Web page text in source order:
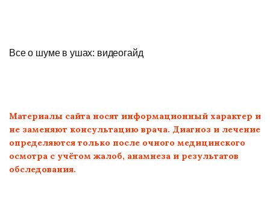
Все о шуме в ушах: видеогайд
Материалы сайта носят информационный характер и
не заменяют консультацию врача. Диагноз и лечение
определяются только после очного медицинского
осмотра с учётом жалоб, анамнеза и результатов
обследования.